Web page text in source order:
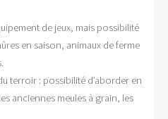
de jeux, mais possibilité
en saison, animaux de ferme
terroir : possibilité d’aborder en
anciennes meules à grain, les